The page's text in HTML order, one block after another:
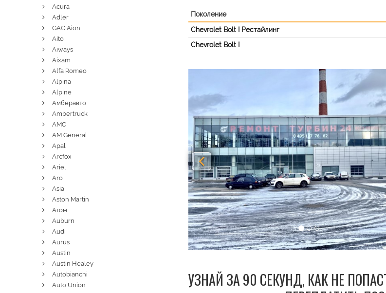
Поколение
Chevrolet Bolt I Рестайлинг
Chevrolet Bolt I
УЗНАЙ ЗА 90 СЕКУНД, КАК НЕ
Acura
Adler
GAC Aion
Aito
Aiways
Aixam
Alfa Romeo
Alpina
Alpine
Амберавто
Ambertruck
AMC
AM General
Apal
Arcfox
Ariel
Aro
Asia
Aston Martin
Атом
Auburn
Audi
Aurus
Austin
Austin Healey
Autobianchi
Auto Union